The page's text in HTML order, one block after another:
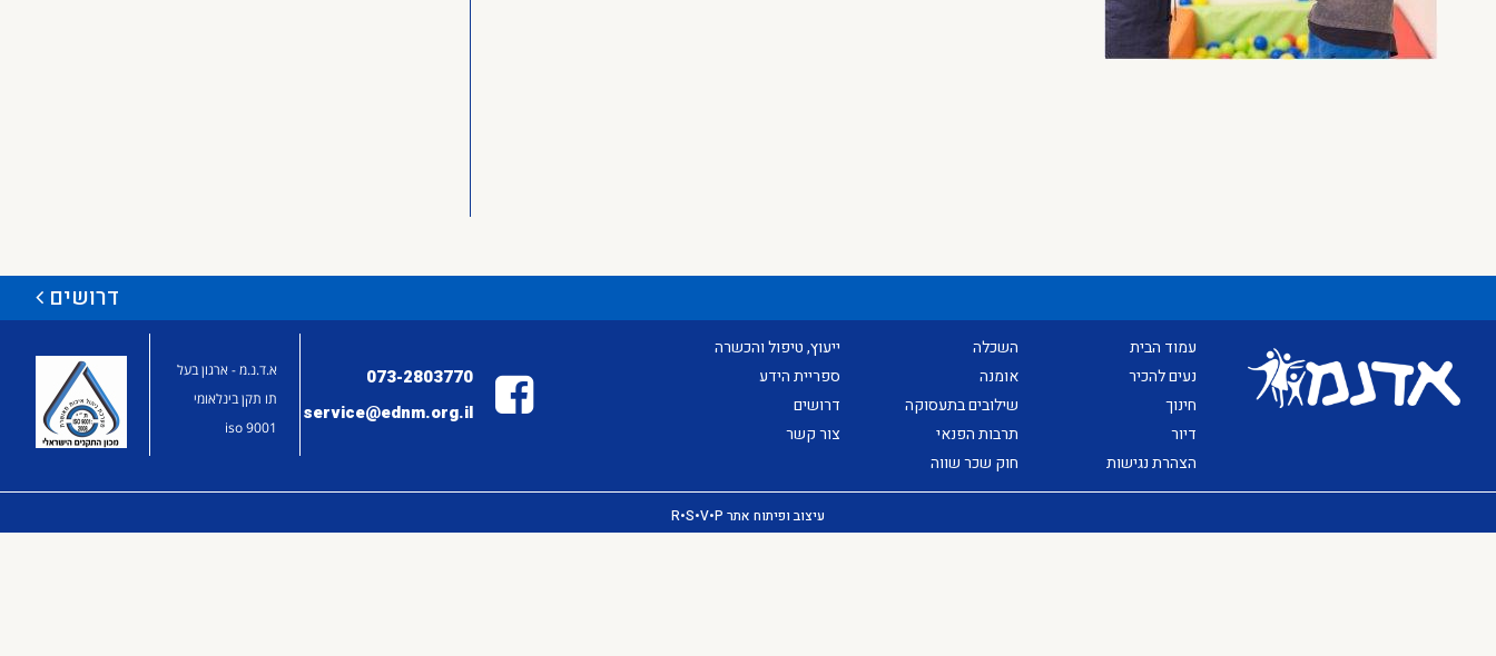
דרושים
עמוד הבית השכלה
ייעוץ, טיפול והכשרה
נעים להכיר
אומנה
ספריית הידע
חינוך
שילובים בתעסוקה
דרושים
דיור
תרבות הפנאי
צור קשר
הצהרת נגישות
חוק שכר שווה
א.ד.נ.מ - ארגון בעל
תו תקן בינלאומי
9001 iso
073-2803770
service@ednm.org.il
עיצוב ופיתוח אתר R•S•V•P